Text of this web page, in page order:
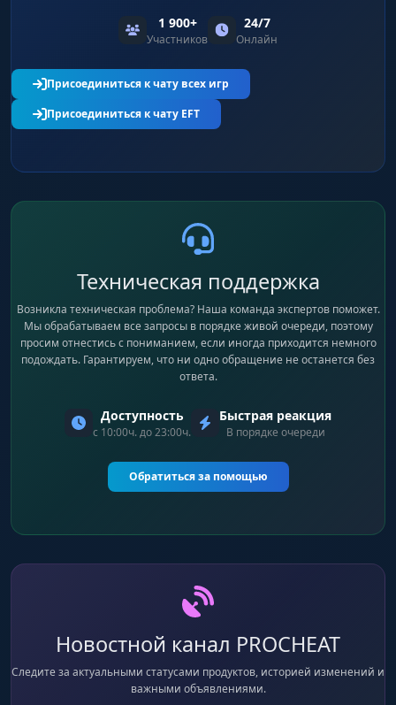
1 900+
Участников
24/7
Онлайн
Присоединиться к чату всех игр
Присоединиться к чату EFT
Техническая поддержка
Возникла техническая проблема? Наша команда экспертов поможет.
Мы обрабатываем все запросы в порядке живой очереди, поэтому
просим отнестись с пониманием, если иногда приходится немного
подождать. Гарантируем, что ни одно обращение не останется без
ответа.
Доступность
с 10:00ч. до 23:00ч.
Быстрая реакция
В порядке очереди
Обратиться за помощью
Новостной канал PROCHEAT
Следите за актуальными статусами продуктов, историей изменений и
важными объявлениями.